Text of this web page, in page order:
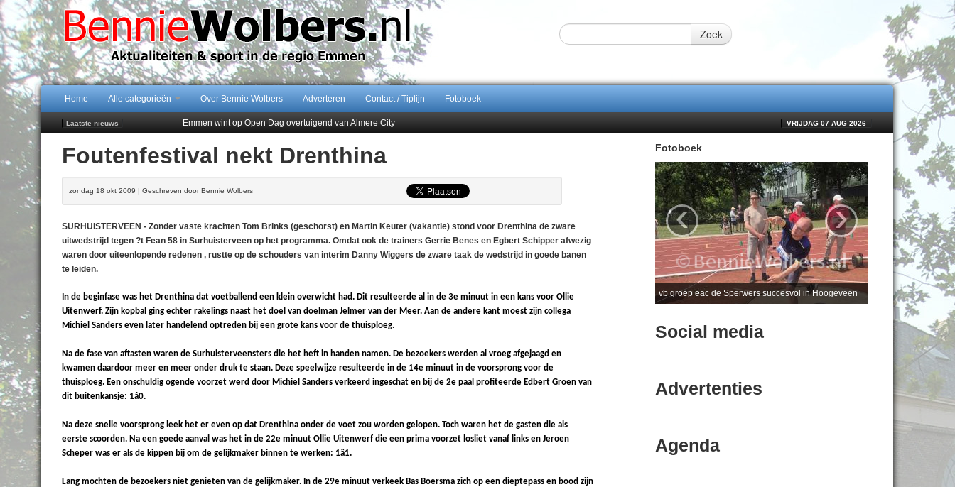
Zoek
Home Alle categorieën Over Bennie Wolbers Adverteren Contact / Tiplijn Fotoboek
Laatste nieuws
Emmen wint op Open Dag overtuigend van Almere City
Jubileumfeest 35 jaar De Amer
Hunzeloopwandeltocht keert op 19 september 2026 terug naar Zuidlaren
102 kaarsen voor eeuwling Mieke Sijbom-Maatje
VRIJDAG 07 AUG 2026
Foutenfestival nekt Drenthina
zondag 18 okt 2009 | Geschreven door Bennie Wolbers
SURHUISTERVEEN - Zonder vaste krachten Tom Brinks (geschorst) en Martin Keuter (vakantie) stond voor Drenthina de zware
uitwedstrijd tegen ?t Fean 58 in Surhuisterveen op het programma. Omdat ook de trainers Gerrie Benes en Egbert Schipper afwezig
waren door uiteenlopende redenen , rustte op de schouders van interim Danny Wiggers de zware taak de wedstrijd in goede banen
te leiden.
In de beginfase was het Drenthina dat voetballend een klein overwicht had. Dit resulteerde al in de 3e minuut in een kans voor Ollie
Uitenwerf. Zijn kopbal ging echter rakelings naast het doel van doelman Jelmer van der Meer. Aan de andere kant moest zijn collega
Michiel Sanders even later handelend optreden bij een grote kans voor de thuisploeg.
Na de fase van aftasten waren de Surhuisterveensters die het heft in handen namen. De bezoekers werden al vroeg afgejaagd en
kwamen daardoor meer en meer onder druk te staan. Deze speelwijze resulteerde in de 14e minuut in de voorsprong voor de
thuisploeg. Een onschuldig ogende voorzet werd door Michiel Sanders verkeerd ingeschat en bij de 2e paal profiteerde Edbert Groen van
dit buitenkansje: 1â0.
Na deze snelle voorsprong leek het er even op dat Drenthina onder de voet zou worden gelopen. Toch waren het de gasten die als
eerste scoorden. Na een goede aanval was het in de 22e minuut Ollie Uitenwerf die een prima voorzet losliet vanaf links en Jeroen
Scheper was er als de kippen bij om de gelijkmaker binnen te werken: 1â1.
Lang mochten de bezoekers niet genieten van de gelijkmaker. In de 29e minuut verkeek Bas Boersma zich op een dieptepass en bood zijn
Fotoboek
vb groep eac de Sperwers succesvol in Hoogeveen
‹ ›
Social media
Advertenties
Agenda